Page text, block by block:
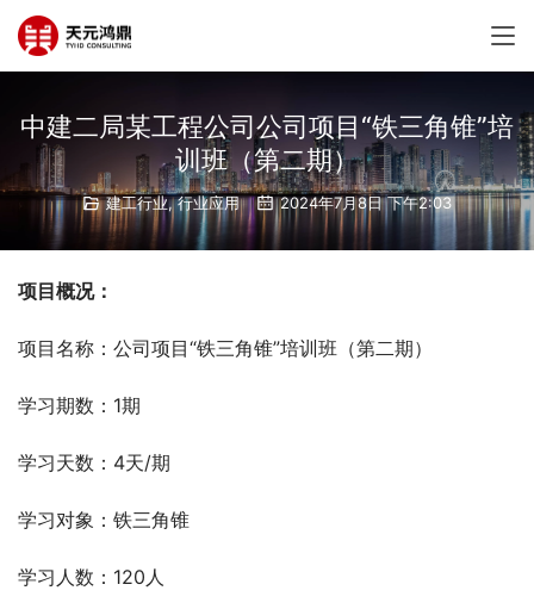
中建二局某工程公司公司项目“铁三角锥”培
训班（第二期）
建工行业,行业应用 2024年7月8日 下午2:03
项目概况：
项目名称：公司项目“铁三角锥”培训班（第二期）
学习期数：1期
学习天数：4天/期
学习对象：铁三角锥
学习人数：120人